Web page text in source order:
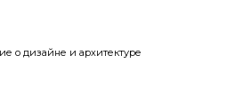
о дизайне и архитектуре